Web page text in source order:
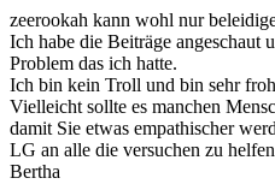
zeerookah kann wohl nur
Ich habe die Beiträge angeschaut
Problem das ich hatte.
Ich bin kein Troll und bin sehr
Vielleicht sollte es manchen
damit Sie etwas empathischer
LG an alle die versuchen zu helfen
Bertha